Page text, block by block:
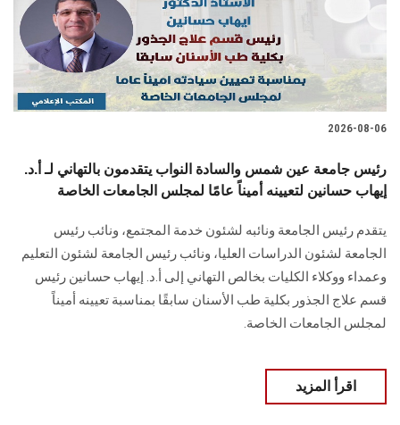
هيئة التدريس
الدراسات العليا
الموظفون
الزائـرون
سجل الان
2026-08-06
رئيس جامعة عين شمس والسادة النواب يتقدمون بالتهاني لـ أ.د.
إيهاب حسانين لتعيينه أميناً عامًا لمجلس الجامعات الخاصة
يتقدم رئيس الجامعة ونائبه لشئون خدمة المجتمع، ونائب رئيس
الجامعة لشئون الدراسات العليا، ونائب رئيس الجامعة لشئون التعليم
وعمداء ووكلاء الكليات بخالص التهاني إلى أ.د. إيهاب حسانين رئيس
قسم علاج الجذور بكلية طب الأسنان سابقًا بمناسبة تعيينه أميناً
لمجلس الجامعات الخاصة.
اقرأ المزيد